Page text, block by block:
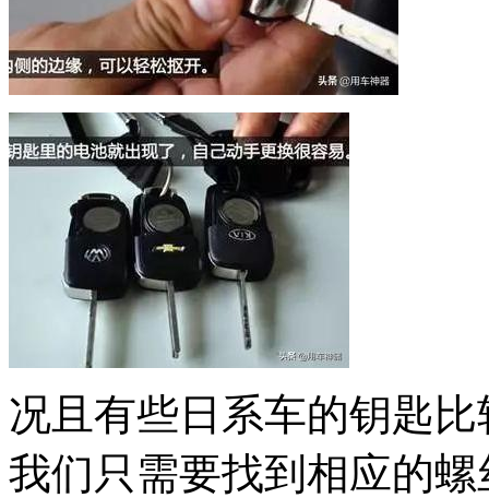
况且有些日系车的钥匙
我们只需要找到相应的